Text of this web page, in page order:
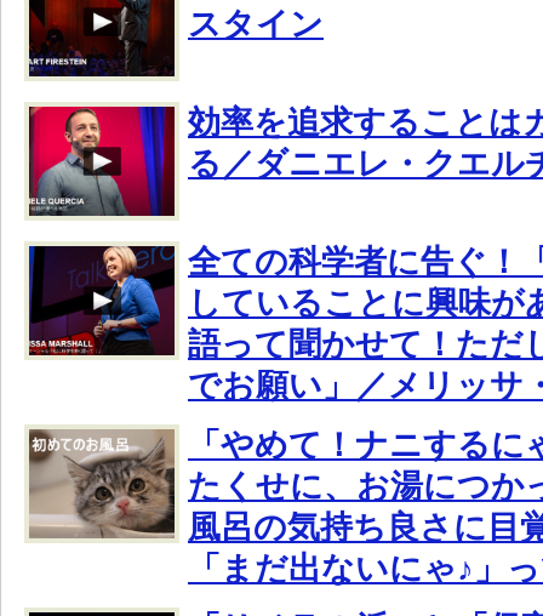
スタイン
効率を追求することは
る／ダニエレ・クエル
全ての科学者に告ぐ！
していることに興味が
語って聞かせて！ただ
でお願い」／メリッサ
「やめて！ナニする
たくせに、お湯につか
風呂の気持ち良さに目
「まだ出ないにゃ♪」